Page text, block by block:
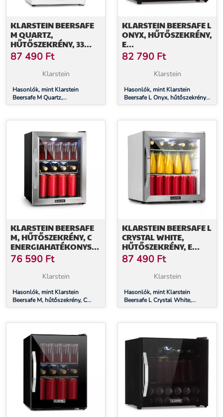
KLARSTEIN BEERSAFE
M QUARTZ,
HŰTŐSZEKRÉNY, 33
LITER, 2 POLC,
PANORÁMA ÜVEGAJTÓ
87 490 Ft
Klarstein
Hasonlók, mint Klarstein
Beersafe M Quartz,
hűtőszekrény, 33 liter, 2 polc,
KLARSTEIN BEERSAFE L
ONYX, HŰTŐSZEKRÉNY,
E
ENERGIAHATÉKONYSÁGI
OSZTÁLY, LED, FÉM
RÁCSOK, ÜVEGAJTÓ,
82 790 Ft
Klarstein
Hasonlók, mint Klarstein
Beersafe L Onyx, hűtőszekrény,
E energiahatékonysági osztály,
fekete
KLARSTEIN BEERSAFE
M, HŰTŐSZEKRÉNY, C
ENERGIAHATÉKONYSÁGI
OSZTÁLY, LED, 2 FÉM
RÁCS, ÜVEGAJTÓ,
76 590 Ft
Klarstein
Hasonlók, mint Klarstein
Beersafe M, hűtőszekrény, C
energiahatékonysági osztály,
KLARSTEIN BEERSAFE L
CRYSTAL WHITE,
HŰTŐSZEKRÉNY, E
ENERGIAHATÉKONYSÁGI
OSZTÁLY, LED, 2 FÉM
RÁCS, ÜVEGAJTÓ,
87 490 Ft
Klarstein
Hasonlók, mint Klarstein
Beersafe L Crystal White,
hűtőszekrény, E
LED, 2 fém rács, üvegajtó, fehér